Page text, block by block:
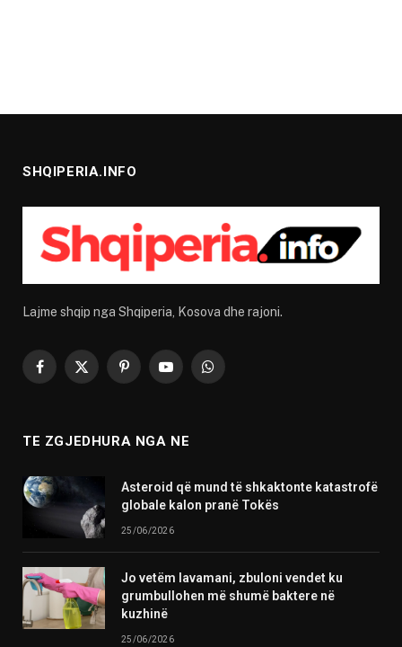
SHQIPERIA.INFO
Lajme shqip nga Shqiperia, Kosova dhe rajoni.
Facebook
X
PinterestYouTubeWhatsApp
TE ZGJEDHURA NGA NE
Asteroid që mund të shkaktonte katastrofë
globale kalon pranë Tokës
25/06/2026
Jo vetëm lavamani, zbuloni vendet ku
grumbullohen më shumë baktere në
kuzhinë
25/06/2026